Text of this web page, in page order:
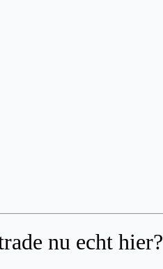
nu echt hier?